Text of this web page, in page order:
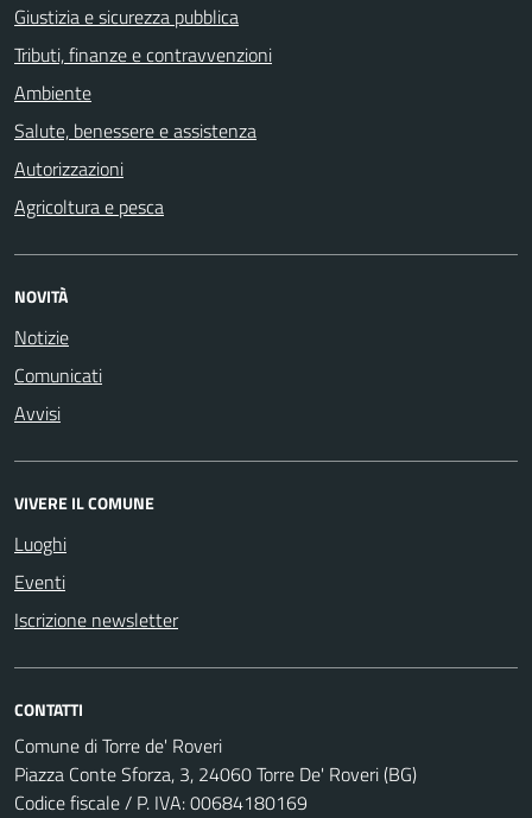
Giustizia e sicurezza pubblica
Tributi, finanze e contravvenzioni
Ambiente
Salute, benessere e assistenza
Autorizzazioni
Agricoltura e pesca
NOVITÀ
Notizie
Comunicati
Avvisi
VIVERE IL COMUNE
Luoghi
Eventi
Iscrizione newsletter
CONTATTI
Comune di Torre de' Roveri
Piazza Conte Sforza, 3, 24060 Torre De' Roveri (BG)
Codice fiscale / P. IVA: 00684180169